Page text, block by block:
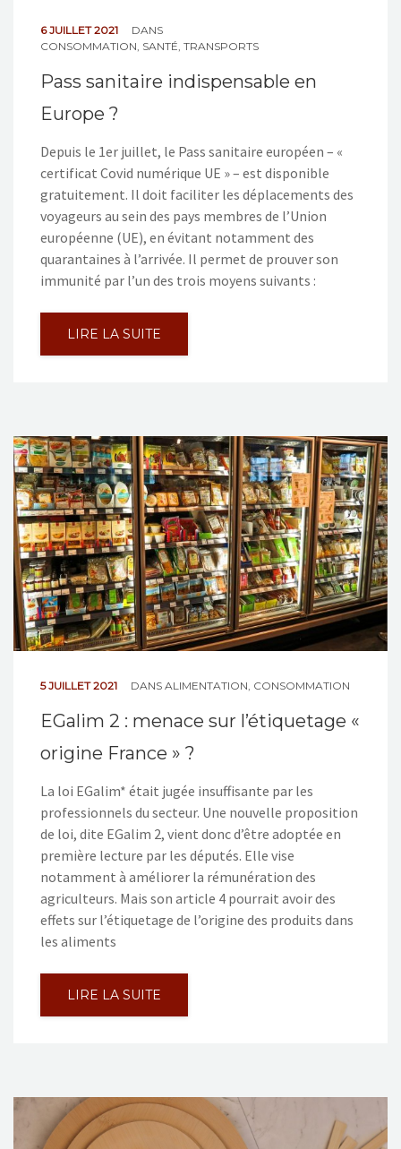
6 JUILLET 2021
DANS
CONSOMMATION SANTÉ TRANSPORTS
Pass sanitaire indispensable en
Europe ?
Depuis le 1er juillet, le Pass sanitaire européen – «
certificat Covid numérique UE » – est disponible
gratuitement. Il doit faciliter les déplacements des
voyageurs au sein des pays membres de l’Union
européenne (UE), en évitant notamment des
quarantaines à l’arrivée. Il permet de prouver son
immunité par l’un des trois moyens suivants :
LIRE LA SUITE
5 JUILLET 2021 DANS ALIMENTATION, CONSOMMATION
EGalim 2 : menace sur l’étiquetage «
origine France » ?
La loi EGalim* était jugée insuffisante par les
professionnels du secteur. Une nouvelle proposition
de loi, dite EGalim 2, vient donc d’être adoptée en
première lecture par les députés. Elle vise
notamment à améliorer la rémunération des
agriculteurs. Mais son article 4 pourrait avoir des
effets sur l’étiquetage de l’origine des produits dans
les aliments
LIRE LA SUITE